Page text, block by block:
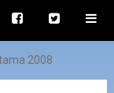
2008